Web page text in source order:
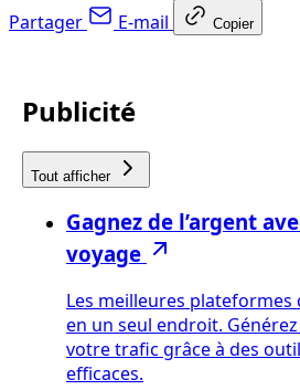
Partager E-mail Copier
Publicité
Tout afficher
Gagnez de l’argent
voyage
Les meilleures plateformes
en un seul endroit.
votre trafic grâce à des
efficaces.